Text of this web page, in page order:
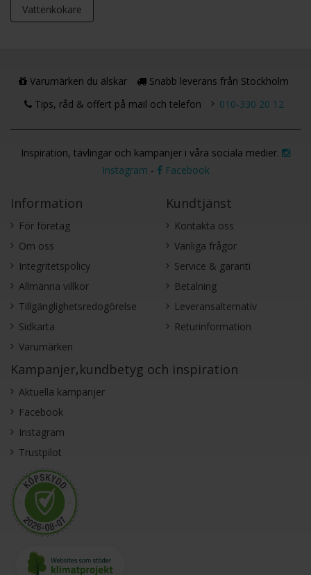
Vattenkokare
Varumärken du älskar
Snabb leverans från Stockholm
Tips, råd & offert på mail och telefon
010-330 20 12
Inspiration, tävlingar och kampanjer i våra sociala medier.
Instagram - Facebook
Information
För företag
Om oss
Integritetspolicy
Allmänna villkor
Tillgänglighetsredogörelse
Sidkarta
Varumärken
Kundtjänst
Kontakta oss
Vanliga frågor
Service & garanti
Betalning
Leveransalternativ
Returinformation
Kampanjer,kundbetyg och inspiration
Aktuella kampanjer
Facebook
Instagram
Trustpilot